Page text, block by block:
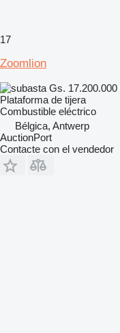
17
Zoomlion
Gs. 17.200.000
Plataforma de tijera
Combustible eléctrico
Bélgica, Antwerp
AuctionPort
Contacte con el vendedor